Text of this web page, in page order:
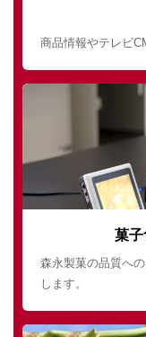
商品情報やテレビ
菓
森永製菓の品質へ
します。